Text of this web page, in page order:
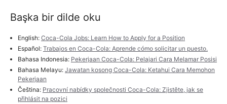
Başka bir dilde oku
English: Coca-Cola Jobs: Learn How to Apply for a Position
Español: Trabajos en Coca-Cola: Aprende cómo solicitar un puesto.
Bahasa Indonesia: Pekerjaan Coca-Cola: Pelajari Cara Melamar Posisi
Bahasa Melayu: Jawatan kosong Coca-Cola: Ketahui Cara Memohon
Pekerjaan
Čeština: Pracovní nabídky společnosti Coca-Cola: Zjistěte, jak se
přihlásit na pozici